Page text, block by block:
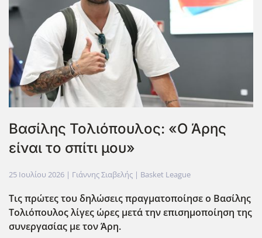
Βασίλης Τολιόπουλος: «Ο Άρης
είναι το σπίτι μου»
25 Ιουλίου 2026 | Γιάννης Σιαβελής | Basket League
Tις πρώτες του δηλώσεις πραγματοποίησε ο Βασίλης
Τολιόπουλος λίγες ώρες μετά την επισημοποίηση της
συνεργασίας με τον Άρη.